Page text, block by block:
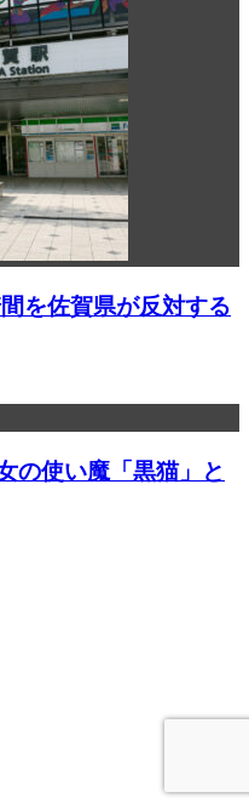
を佐賀県が反対する
の使い魔「黒猫」と